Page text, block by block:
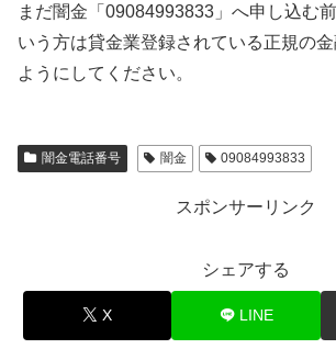
まだ闇金「09084993833」へ申し込む
いう方は貸金業登録されている正規の
ようにしてください。
闇金電話番号 闇金 09084993833
スポンサーリンク
シェアする
X LINE